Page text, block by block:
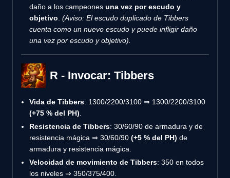
daño a los campeones una vez por escudo y
objetivo (Aviso: El escudo duplicado de Tibbers
cuenta como un nuevo escudo y puede infligir daño
una vez por escudo y objetivo).
R - Invocar: Tibbers
Vida de Tibbers: 1300/2200/3100 ⇒ 1300/2200/3100
(+75 % del PH)
Resistencia de Tibbers: 30/60/90 de armadura y de
resistencia mágica ⇒ 30/60/90 (+5 % del PH) de
armadura y resistencia mágica.
Velocidad de movimiento de Tibbers: 350 en todos
los niveles ⇒ 350/375/400.